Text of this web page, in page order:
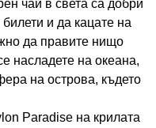
чай в света са добри
и да кацате на
да правите нищо
насладете на океана,
на острова, където
Paradise на крилата